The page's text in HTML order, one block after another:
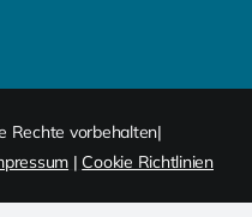
Rechte vorbehalten|
| Cookie Richtlinien